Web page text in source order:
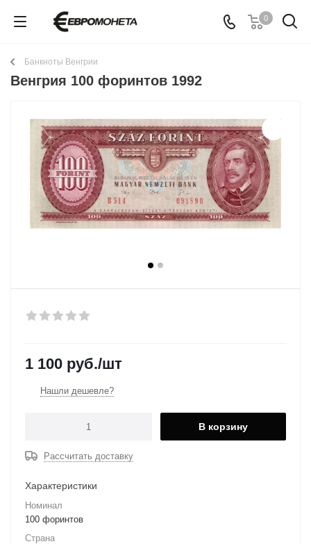
0
Банкноты Венгрии
Венгрия 100 форинтов 1992
1 100 руб./шт
Нашли дешевле?
В корзину
Рассчитать доставку
Характеристики
Номинал
100 форинтов
Страна